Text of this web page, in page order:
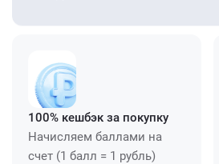
100% кешбэк за покупку
Начисляем баллами на
счет (1 балл = 1 рубль)